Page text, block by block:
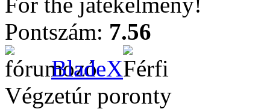
Pontszám: 7.56
BladeX
Végzetúr poronty